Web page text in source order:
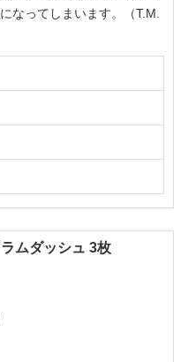
なってしまいます。（T.M.
ムダッシュ 3枚